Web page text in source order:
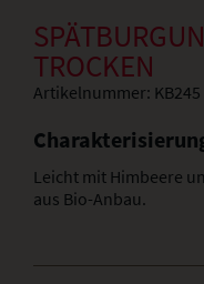
TROCKEN
Artikelnummer: KB245
Leicht mit Himbeere
aus Bio-Anbau.